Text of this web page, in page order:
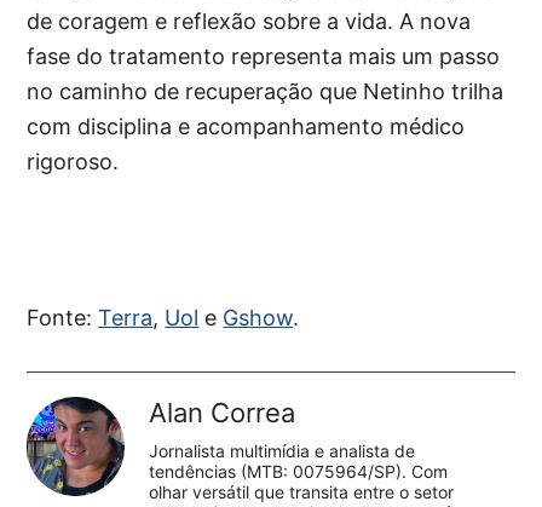
de coragem e reflexão sobre a vida. A nova
fase do tratamento representa mais um passo
no caminho de recuperação que Netinho trilha
com disciplina e acompanhamento médico
rigoroso.
Fonte:Terra, Uol e Gshow.
Alan Correa
Jornalista multimídia e analista de
tendências (MTB: 0075964/SP). Com
olhar versátil que transita entre o setor